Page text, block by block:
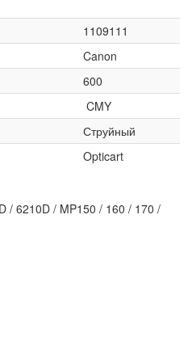
1109111
Canon
600
CMY
Струйный
Opticart
/ 6210D / MP150 / 160 / 170 /